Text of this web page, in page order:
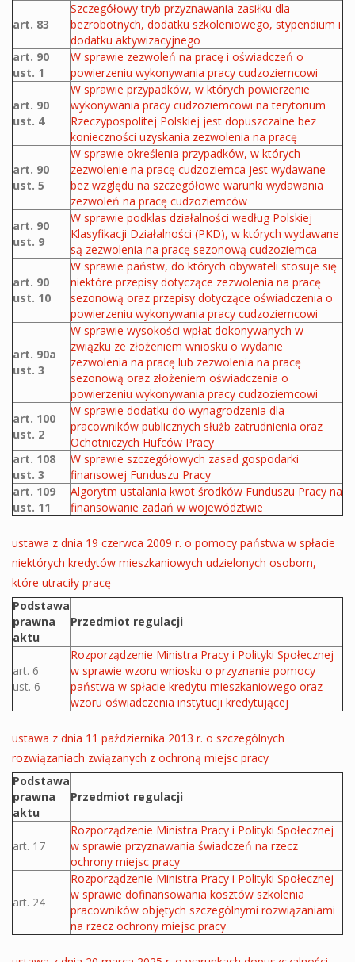
art. 83
Szczegółowy tryb przyznawania zasiłku dla
bezrobotnych, dodatku szkoleniowego, stypendium i
dodatku aktywizacyjnego
art. 90
ust. 1
W sprawie zezwoleń na pracę i oświadczeń o
powierzeniu wykonywania pracy cudzoziemcowi
art. 90
ust. 4
W sprawie przypadków, w których powierzenie
wykonywania pracy cudzoziemcowi na terytorium
Rzeczypospolitej Polskiej jest dopuszczalne bez
konieczności uzyskania zezwolenia na pracę
art. 90
ust. 5
W sprawie określenia przypadków, w których
zezwolenie na pracę cudzoziemca jest wydawane
bez względu na szczegółowe warunki wydawania
zezwoleń na pracę cudzoziemców
art. 90
ust. 9
W sprawie podklas działalności według Polskiej
Klasyfikacji Działalności (PKD), w których wydawane
są zezwolenia na pracę sezonową cudzoziemca
art. 90
ust. 10
W sprawie państw, do których obywateli stosuje się
niektóre przepisy dotyczące zezwolenia na pracę
sezonową oraz przepisy dotyczące oświadczenia o
powierzeniu wykonywania pracy cudzoziemcowi
art. 90a
ust. 3
W sprawie wysokości wpłat dokonywanych w
związku ze złożeniem wniosku o wydanie
zezwolenia na pracę lub zezwolenia na pracę
sezonową oraz złożeniem oświadczenia o
powierzeniu wykonywania pracy cudzoziemcowi
art. 100
ust. 2
W sprawie dodatku do wynagrodzenia dla
pracowników publicznych służb zatrudnienia oraz
Ochotniczych Hufców Pracy
art. 108
ust. 3
W sprawie szczegółowych zasad gospodarki
finansowej Funduszu Pracy
art. 109
ust. 11
Algorytm ustalania kwot środków Funduszu Pracy na
finansowanie zadań w województwie
ustawa z dnia 19 czerwca 2009 r. o pomocy państwa w spłacie
niektórych kredytów mieszkaniowych udzielonych osobom,
które utraciły pracę
Akty prawne ustawy
Podstawa
prawna
aktu
Przedmiot regulacji
art. 6
ust. 6
Rozporządzenie Ministra Pracy i Polityki Społecznej
w sprawie wzoru wniosku o przyznanie pomocy
państwa w spłacie kredytu mieszkaniowego oraz
wzoru oświadczenia instytucji kredytującej
ustawa z dnia 11 października 2013 r. o szczególnych
rozwiązaniach związanych z ochroną miejsc pracy
Akty prawne ustawy
Podstawa
prawna
aktu
Przedmiot regulacji
art. 17
Rozporządzenie Ministra Pracy i Polityki Społecznej
w sprawie przyznawania świadczeń na rzecz
ochrony miejsc pracy
art. 24
Rozporządzenie Ministra Pracy i Polityki Społecznej
w sprawie dofinansowania kosztów szkolenia
pracowników objętych szczególnymi rozwiązaniami
na rzecz ochrony miejsc pracy